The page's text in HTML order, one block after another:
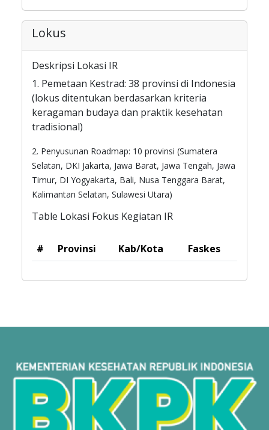
Lokus
Deskripsi Lokasi IR
1. Pemetaan Kestrad: 38 provinsi di Indonesia
(lokus ditentukan berdasarkan kriteria
keragaman budaya dan praktik kesehatan
tradisional)
2. Penyusunan Roadmap: 10 provinsi (Sumatera
Selatan, DKI Jakarta, Jawa Barat, Jawa Tengah, Jawa
Timur, DI Yogyakarta, Bali, Nusa Tenggara Barat,
Kalimantan Selatan, Sulawesi Utara)
Table Lokasi Fokus Kegiatan IR
# Provinsi Kab/Kota Faskes